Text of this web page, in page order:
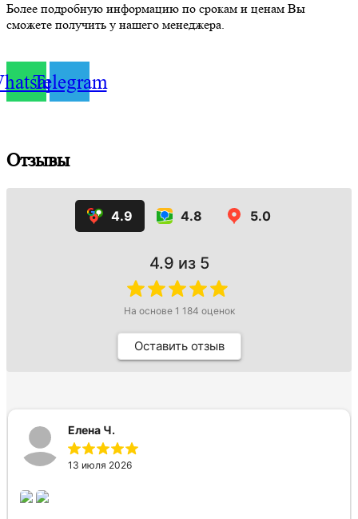
Более подробную информацию по срокам и ценам Вы
сможете получить у нашего менеджера.
Telegram
Отзывы
4.9 4.8 5.0
4.9 из 5
На основе 1 184 оценок
Оставить отзыв
Елена Ч.
13 июля 2026